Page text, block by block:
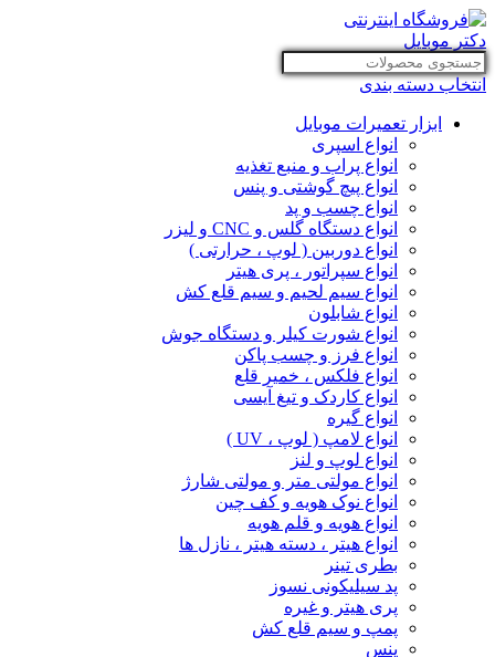
انتخاب دسته بندی
ابزار تعمیرات موبایل
انواع اسپری
انواع پراب و منبع تغذیه
انواع پیچ گوشتی و پنس
انواع چسب و پد
انواع دستگاه گلس و CNC و لیزر
انواع دوربین ( لوپ ، حرارتی )
انواع سپراتور ، پری هیتر
انواع سیم لحیم و سیم قلع کش
انواع شابلون
انواع شورت کیلر و دستگاه جوش
انواع فرز و چسب پاکن
انواع فلکس ، خمیر قلع
انواع کاردک و تیغ آیسی
انواع گیره
انواع لامپ ( لوپ ، UV )
انواع لوپ و لنز
انواع مولتی متر و مولتی شارژ
انواع نوک هویه و کف چین
انواع هویه و قلم هویه
انواع هیتر ، دسته هیتر ، نازل ها
بطری تینر
پد سیلیکونی نسوز
پری هیتر و غیره
پمپ و سیم قلع کش
پنس